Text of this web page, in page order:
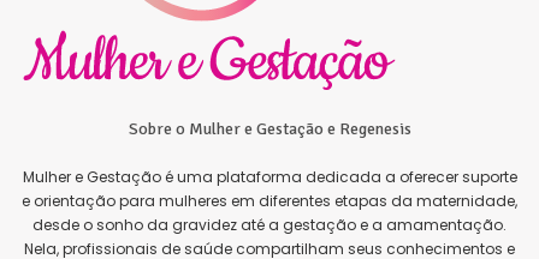
Sobre o Mulher e Gestação e Regenesis
Mulher e Gestação é uma plataforma dedicada a oferecer suporte
e orientação para mulheres em diferentes etapas da maternidade,
desde o sonho da gravidez até a gestação e a amamentação.
Nela, profissionais de saúde compartilham seus conhecimentos e